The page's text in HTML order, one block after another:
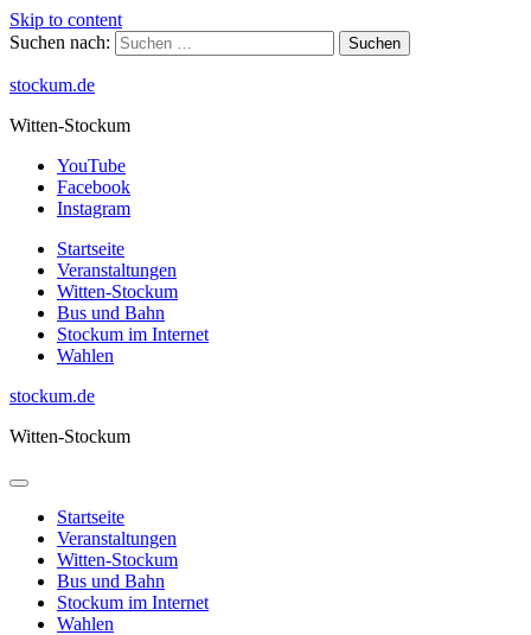
Skip to content
Suchen nach:
stockum.de
Witten-Stockum
YouTube
Facebook
Instagram
Startseite
Veranstaltungen
Witten-Stockum
Bus und Bahn
Stockum im Internet
Wahlen
stockum.de
Witten-Stockum
Startseite
Veranstaltungen
Witten-Stockum
Bus und Bahn
Stockum im Internet
Wahlen